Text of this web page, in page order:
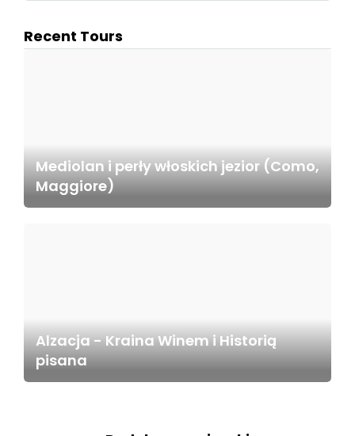
Recent Tours
Mediolan i perły włoskich jezior (Como,
Maggiore)
Alzacja - Kraina Winem i Historią
pisana